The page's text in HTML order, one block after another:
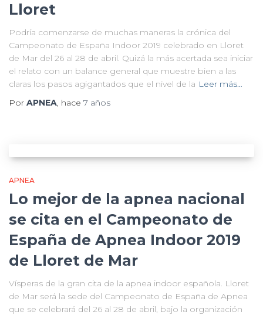
Lloret
Podría comenzarse de muchas maneras la crónica del
Campeonato de España Indoor 2019 celebrado en Lloret
de Mar del 26 al 28 de abril. Quizá la más acertada sea iniciar
el relato con un balance general que muestre bien a las
claras los pasos agigantados que el nivel de la Leer más…
Por APNEA, hace 7 años
APNEA
Lo mejor de la apnea nacional
se cita en el Campeonato de
España de Apnea Indoor 2019
de Lloret de Mar
Vísperas de la gran cita de la apnea indoor española. Lloret
de Mar será la sede del Campeonato de España de Apnea
que se celebrará del 26 al 28 de abril, bajo la organización